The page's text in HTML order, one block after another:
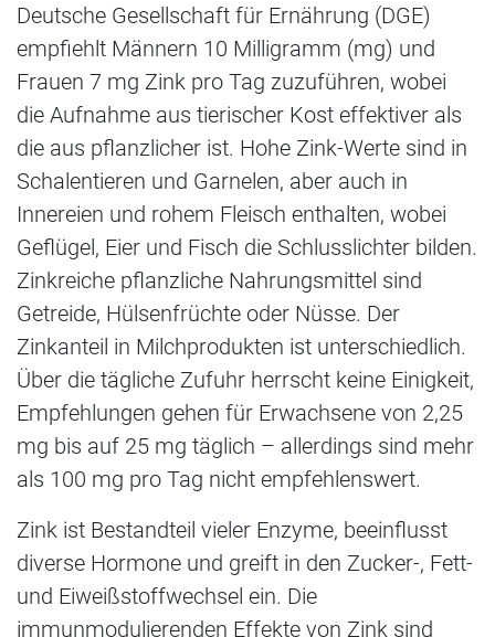
Deutsche Gesellschaft für Ernährung (DGE)
empfiehlt Männern 10 Milligramm (mg) und
Frauen 7 mg Zink pro Tag zuzuführen, wobei
die Aufnahme aus tierischer Kost effektiver als
die aus pflanzlicher ist. Hohe Zink-Werte sind in
Schalentieren und Garnelen, aber auch in
Innereien und rohem Fleisch enthalten, wobei
Geflügel, Eier und Fisch die Schlusslichter bilden.
Zinkreiche pflanzliche Nahrungsmittel sind
Getreide, Hülsenfrüchte oder Nüsse. Der
Zinkanteil in Milchprodukten ist unterschiedlich.
Über die tägliche Zufuhr herrscht keine Einigkeit,
Empfehlungen gehen für Erwachsene von 2,25
mg bis auf 25 mg täglich – allerdings sind mehr
als 100 mg pro Tag nicht empfehlenswert.
Zink ist Bestandteil vieler Enzyme, beeinflusst
diverse Hormone und greift in den Zucker-, Fett-
und Eiweißstoffwechsel ein. Die
immunmodulierenden Effekte von Zink sind